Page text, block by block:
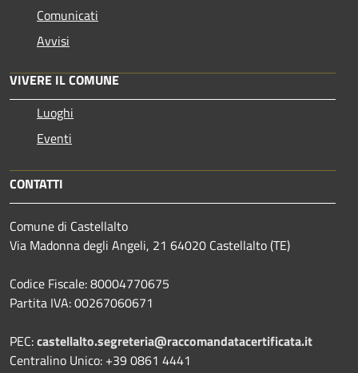
Comunicati
Avvisi
VIVERE IL COMUNE
Luoghi
Eventi
CONTATTI
Comune di Castellalto
Via Madonna degli Angeli, 21 64020 Castellalto (TE)
Codice Fiscale: 80004770675
Partita IVA: 00267060671
PEC:castellalto.segreteria@raccomandatacertificata.it
Centralino Unico: +39 0861 4441